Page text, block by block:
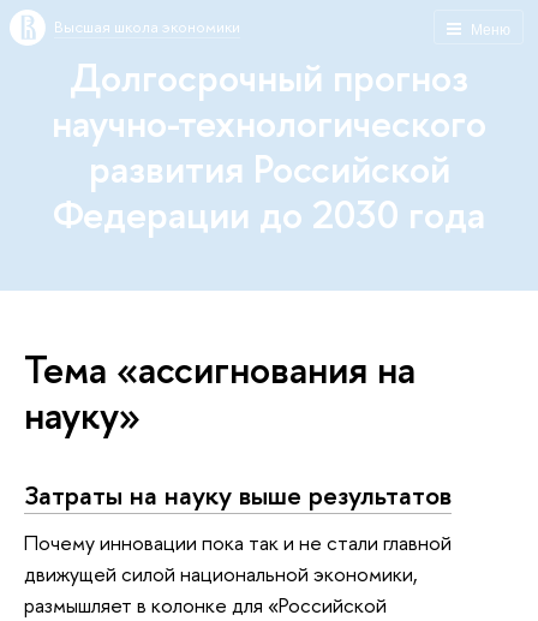
Меню
Высшая школа экономики
Долгосрочный прогноз
научно-технологического
развития Российской
Федерации до 2030 года
Тема «ассигнования на
науку»
Затраты на науку выше результатов
Почему инновации пока так и не стали главной
движущей силой национальной экономики,
размышляет в колонке для «Российской